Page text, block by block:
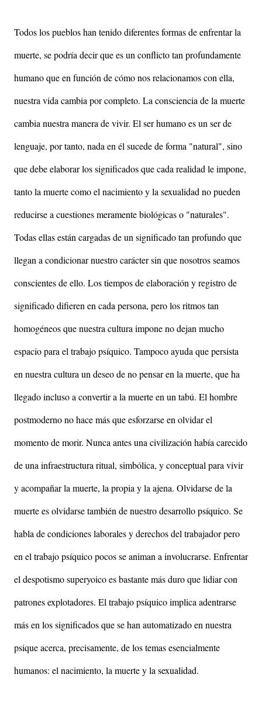
Todos los pueblos han tenido diferentes formas de enfrentar la
muerte, se podría decir que es un conflicto tan profundamente
humano que en función de cómo nos relacionamos con ella,
nuestra vida cambia por completo. La consciencia de la muerte
cambia nuestra manera de vivir. El ser humano es un ser de
lenguaje, por tanto, nada en él sucede de forma "natural", sino
que debe elaborar los significados que cada realidad le impone,
tanto la muerte como el nacimiento y la sexualidad no pueden
reducirse a cuestiones meramente biológicas o "naturales".
Todas ellas están cargadas de un significado tan profundo que
llegan a condicionar nuestro carácter sin que nosotros seamos
conscientes de ello. Los tiempos de elaboración y registro de
significado difieren en cada persona, pero los ritmos tan
homogéneos que nuestra cultura impone no dejan mucho
espacio para el trabajo psíquico. Tampoco ayuda que persista
en nuestra cultura un deseo de no pensar en la muerte, que ha
llegado incluso a convertir a la muerte en un tabú. El hombre
postmoderno no hace más que esforzarse en olvidar el
momento de morir. Nunca antes una civilización había carecido
de una infraestructura ritual, simbólica, y conceptual para vivir
y acompañar la muerte, la propia y la ajena. Olvidarse de la
muerte es olvidarse también de nuestro desarrollo psíquico. Se
habla de condiciones laborales y derechos del trabajador pero
en el trabajo psíquico pocos se animan a involucrarse. Enfrentar
el despotismo superyoico es bastante más duro que lidiar con
patrones explotadores. El trabajo psíquico implica adentrarse
más en los significados que se han automatizado en nuestra
psique acerca, precisamente, de los temas esencialmente
humanos: el nacimiento, la muerte y la sexualidad.